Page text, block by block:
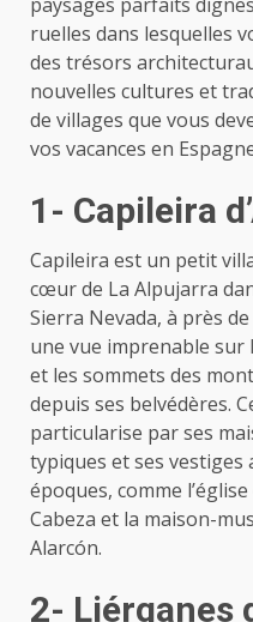
ruelles dans lesquelles
des trésors
nouvelles cultures et
de villages que vous
vos vacances en
1- Capileira
Capileira est un petit
cœur de La Alpujarra
Sierra Nevada, à près
une vue imprenable sur
et les sommets des
depuis ses belvédères.
particularise par ses
typiques et ses
époques, comme
Cabeza et la maison-
Alarcón.
2- Liérganes